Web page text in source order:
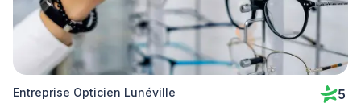
Entreprise Opticien Lunéville 5